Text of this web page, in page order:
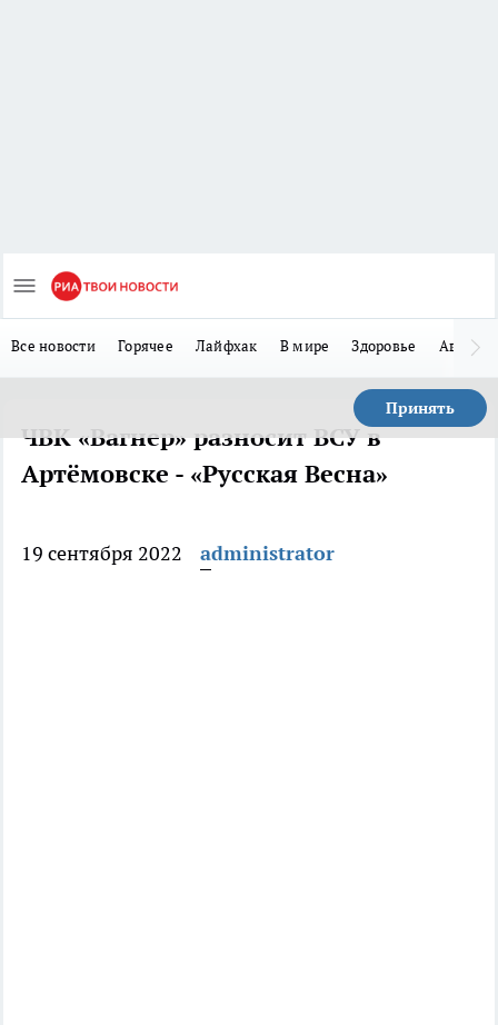
Все новости Горячее Лайфхак В мире Здоровье Авто
Принять
ЧВК «Вагнер» разносит ВСУ в
Артёмовске - «Русская Весна»
19 сентября 2022 administrator